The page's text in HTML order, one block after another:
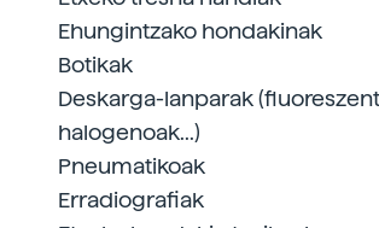
Ehungintzako hondakinak
Botikak
Deskarga-lanparak
halogenoak...)
Pneumatikoak
Erradiografiak